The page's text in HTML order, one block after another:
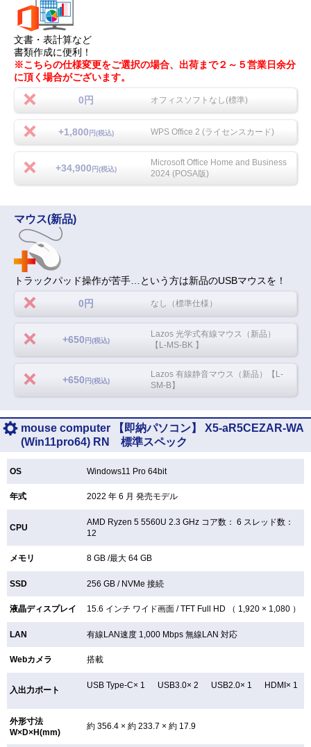
文書・表計算など
書類作成に便利！
※こちらの仕様変更をご選択の場合、出荷まで２～５営業日余分
に頂く場合がございます。
0円 オフィスソフトなし(標準)
+1,800 円(税込) WPS Office 2 (ライセンスカード)
+34,900 円(税込)
Microsoft Office Home and Business
2024 (POSA版)
マウス(新品)
トラックパッド操作が苦手…という方は新品のUSBマウスを！
0円 なし（標準仕様）
+650 円(税込)
Lazos 光学式有線マウス（新品）
【L-MS-BK 】
+650 円(税込)
Lazos 有線静音マウス（新品）【L-
SM-B】
mouse computer 【即納パソコン】 X5-aR5CEZAR-WA
(Win11pro64) RN 標準スペック
OS Windows11 Pro 64bit
年式 2022 年 6 月 発売モデル
CPU
AMD Ryzen 5 5560U 2.3 GHz コア数： 6 スレッド数：
12
メモリ 8 GB /最大 64 GB
SSD 256 GB / NVMe 接続
液晶ディスプレイ 15.6 インチ ワイド画面 /TFT Full HD （ 1,920 × 1,080 ）
LAN 有線LAN速度 1,000 Mbps 無線LAN対応
Webカメラ 搭載
入出力ポート USB Type-C× 1 USB3.0× 2 USB2.0× 1 HDMI× 1
外形寸法
W×D×H(mm)
約 356.4 × 約 233.7 × 約 17.9